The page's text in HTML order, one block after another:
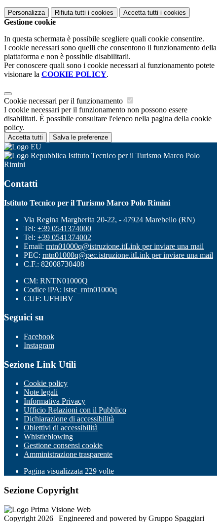
Personalizza Rifiuta tutti i cookies Accetta tutti i cookies
Gestione cookie
In questa schermata è possibile scegliere quali cookie consentire.
I cookie necessari sono quelli che consentono il funzionamento della
piattaforma e non è possibile disabilitarli.
Per conoscere quali sono i cookie necessari al funzionamento potete
visionare la COOKIE POLICY.
Cookie necessari per il funzionamento
I cookie necessari per il funzionamento non possono essere
disabilitati. È possibile consultare l'elenco nella pagina della cookie
policy.
Accetta tutti Salva le preferenze
Istituto Tecnico per il Turismo Marco Polo
Rimini
Contatti
Istituto Tecnico per il Turismo Marco Polo Rimini
Via Regina Margherita 20-22, - 47924 Marebello (RN)
Tel: +39 0541374000
Tel: +39 0541374002
Email: rntn01000q@istruzione.itLink per inviare una mail
PEC: rntn01000q@pec.istruzione.itLink per inviare una mail
C.F.: 82008730408
CM: RNTN01000Q
Codice iPA: istsc_rntn01000q
CUF: UFHIBV
Seguici su
Facebook
Instagram
Sezione Link Utili
Cookie policy
Note legali
Informativa Privacy
Ufficio Relazioni con il Pubblico
Dichiarazione di accessibilità
Obiettivi di accessibilità
Whistleblowing
Gestione consensi cookie
Amministrazione trasparente
Pagina visualizzata 229 volte
Sezione Copyright
Copyright 2026 | Engineered and powered by Gruppo Spaggiari